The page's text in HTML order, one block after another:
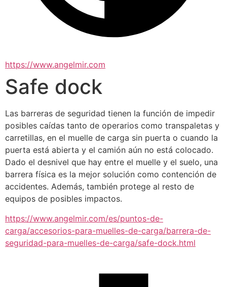
https://www.angelmir.com
Safe dock
Las barreras de seguridad tienen la función de impedir
posibles caídas tanto de operarios como transpaletas y
carretillas, en el muelle de carga sin puerta o cuando la
puerta está abierta y el camión aún no está colocado.
Dado el desnivel que hay entre el muelle y el suelo, una
barrera física es la mejor solución como contención de
accidentes. Además, también protege al resto de
equipos de posibles impactos.
https://www.angelmir.com/es/puntos-de-
carga/accesorios-para-muelles-de-carga/barrera-de-
seguridad-para-muelles-de-carga/safe-dock.html